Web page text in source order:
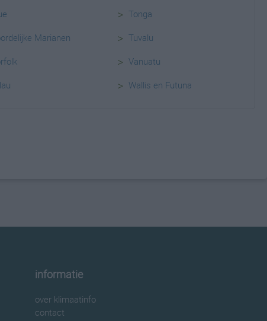
Marianen
> Tonga
> Tuvalu
> Vanuatu
> Wallis en Futuna
informatie
over klimaatinfo
contact